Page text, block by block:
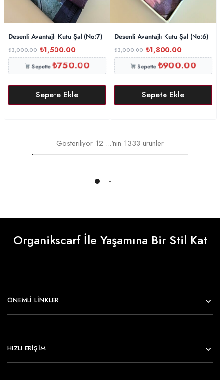
Desenli Avantajlı Kutu Şal (No:7)
₺3,000.00 ₺1,500.00
Sepette₺750.00
Sepete Ekle
Desenli Avantajlı Kutu Şal (No:6)
₺3,000.00 ₺1,800.00
Sepette₺900.00
Sepete Ekle
Gösteriliyor 12 ...'nin 1333 ürünler
Daha Fazlasını Yükle
Organikscarf İle Yaşamına Bir Stil Kat
ÖNEMLI LINKLER
HIZLI ERİŞİM